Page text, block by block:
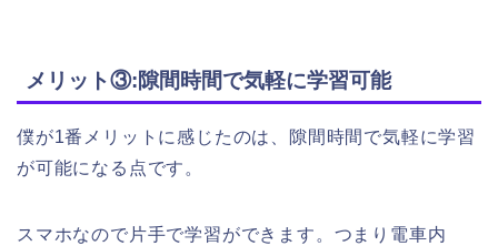
メリット③:隙間時間で気軽に学習可能
僕が1番メリットに感じたのは、隙間時間で気軽に学習
が可能になる点です。
スマホなので片手で学習ができます。つまり電車内